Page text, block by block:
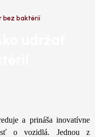
bez baktérií
a prináša inovatívne
o vozidlá. Jednou z